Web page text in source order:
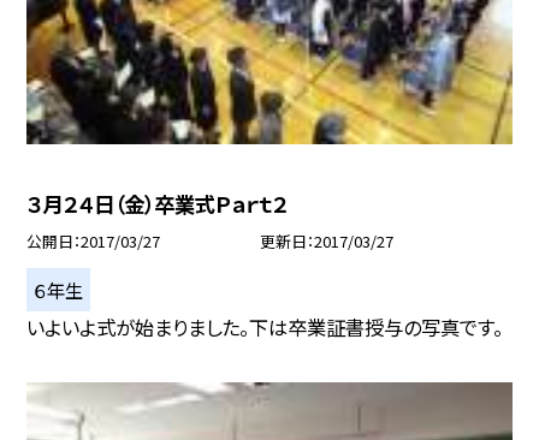
３月２４日（金）卒業式Ｐａｒｔ２
公開日 2017/03/27 更新日 2017/03/27
６年生
いよいよ式が始まりました。下は卒業証書授与の写真です。